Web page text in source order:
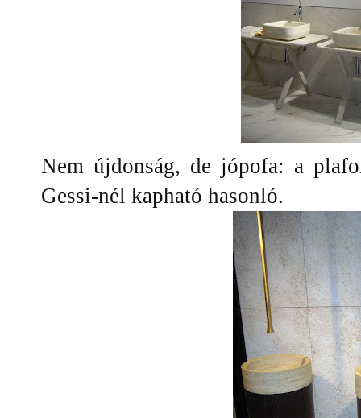
Nem újdonság, de jópofa: a
Gessi-nél kapható hasonló.